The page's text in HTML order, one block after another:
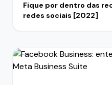
Fique por dentro das
redes sociais [2022]